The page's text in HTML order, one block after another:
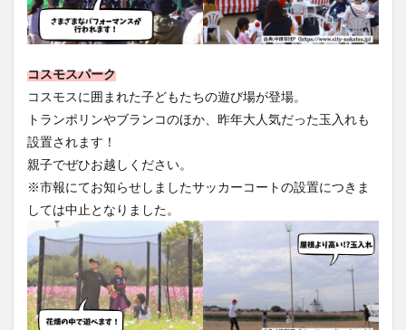
コスモスパーク
コスモスに囲まれた子どもたちの遊び場が登場。
トランポリンやブランコのほか、昨年大人気だった玉入れも
設置されます！
親子でぜひお越しください。
※市報にてお知らせしましたサッカーコートの設置につきま
しては中止となりました。